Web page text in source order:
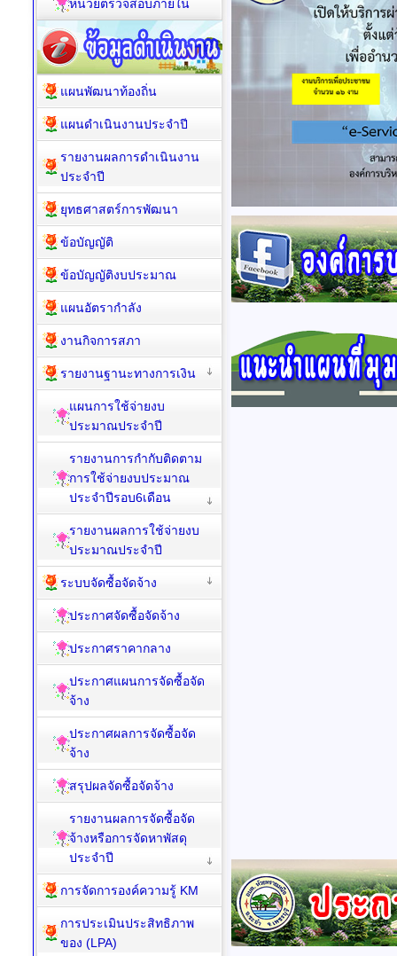
หน่วยตรวจสอบภายใน
แผนพัฒนาท้องถิ่น
แผนดำเนินงานประจำปี
รายงานผลการดำเนินงาน
ประจำปี
ยุทธศาสตร์การพัฒนา
ข้อบัญญัติ
ข้อบัญญัติงบประมาณ
แผนอัตรากำลัง
งานกิจการสภา
รายงานฐานะทางการเงิน
แผนการใช้จ่ายงบ
ประมาณประจำปี
รายงานการกำกับติดตาม
การใช้จ่ายงบประมาณ
ประจำปีรอบ6เดือน
รายงานผลการใช้จ่ายงบ
ประมาณประจำปี
ระบบจัดซื้อจัดจ้าง
ประกาศจัดซื้อจัดจ้าง
ประกาศราคากลาง
ประกาศแผนการจัดซื้อจัด
จ้าง
ประกาศผลการจัดซื้อจัด
จ้าง
สรุปผลจัดซื้อจัดจ้าง
รายงานผลการจัดซื้อจัด
จ้างหรือการจัดหาพัสดุ
ประจำปี
การจัดการองค์ความรู้ KM
การประเมินประสิทธิภาพ